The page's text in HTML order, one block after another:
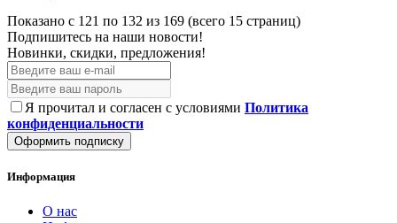
Показано с 121 по 132 из 169 (всего 15 страниц)
Подпишитесь на наши новости!
Новинки, скидки, предложения!
Я прочитал и согласен с условиями Политика
конфиденциальности
Оформить подписку
Информация
О нас